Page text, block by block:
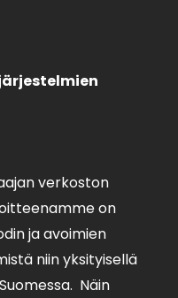
verkoston
on
ja avoimien
niin yksityisellä
Näin